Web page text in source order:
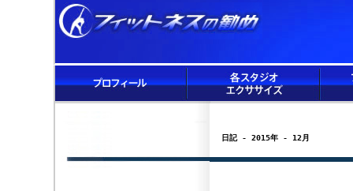
日記 - 2015年 - 12月